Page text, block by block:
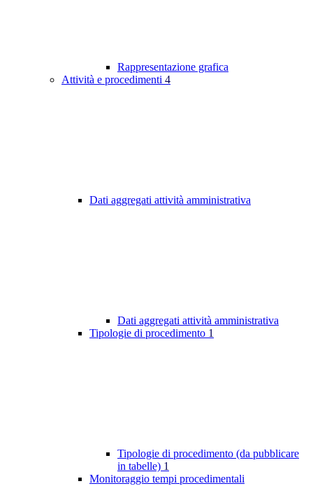
Rappresentazione grafica
Attività e procedimenti 4
Dati aggregati attività amministrativa
Dati aggregati attività amministrativa
Tipologie di procedimento 1
Tipologie di procedimento (da pubblicare
in tabelle) 1
Monitoraggio tempi procedimentali